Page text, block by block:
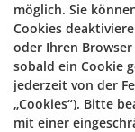
möglich. Sie
Cookies
oder Ihren
sobald ein Cookie
jederzeit von der
„Cookies“). Bitte
mit einer